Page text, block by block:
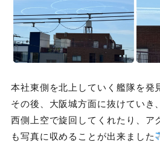
本社東側を北上していく艦隊を発
その後、大阪城方面に抜けていき
西側上空で旋回してくれたり、ア
も写真に収めることが出来ました